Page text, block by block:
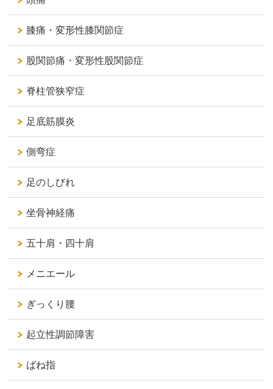
膝痛・変形性膝関節症
股関節痛・変形性股関節症
脊柱管狭窄症
足底筋膜炎
側弯症
足のしびれ
坐骨神経痛
五十肩・四十肩
メニエール
ぎっくり腰
起立性調節障害
ばね指